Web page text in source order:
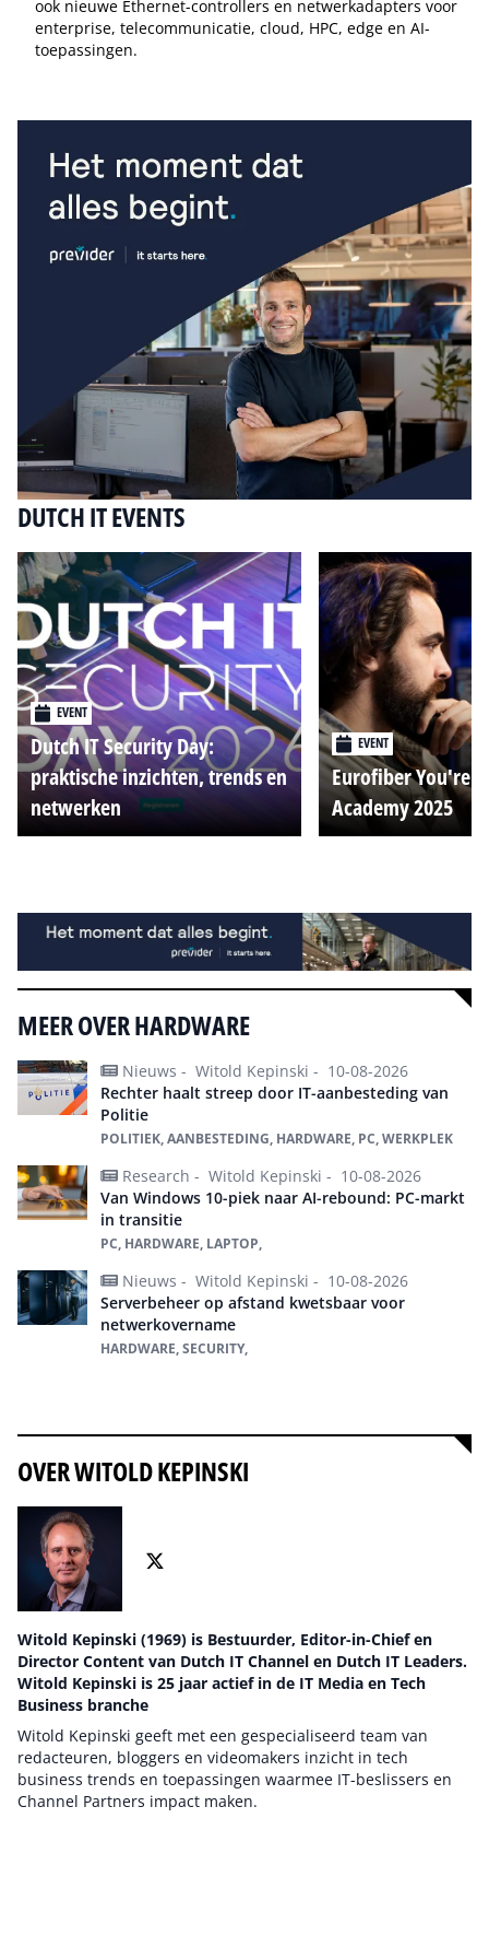
ook nieuwe Ethernet-controllers en netwerkadapters voor
enterprise, telecommunicatie, cloud, HPC, edge en AI-
toepassingen.
DUTCH IT EVENTS
EVENT
Dutch IT Security Day:
praktische inzichten, trends en
netwerken
EVENT
Eurofiber You're
Academy 2025
MEER OVER HARDWARE
Nieuws - Witold Kepinski - 10-08-2026
Rechter haalt streep door IT-aanbesteding van
Politie
POLITIEK, AANBESTEDING, HARDWARE, PC, WERKPLEK
Research - Witold Kepinski - 10-08-2026
Van Windows 10-piek naar AI-rebound: PC-markt
in transitie
PC, HARDWARE, LAPTOP,
Nieuws - Witold Kepinski - 10-08-2026
Serverbeheer op afstand kwetsbaar voor
netwerkovername
HARDWARE, SECURITY,
OVER WITOLD KEPINSKI
Witold Kepinski (1969) is Bestuurder, Editor-in-Chief en
Director Content van Dutch IT Channel en Dutch IT Leaders.
Witold Kepinski is 25 jaar actief in de IT Media en Tech
Business branche
Witold Kepinski geeft met een gespecialiseerd team van
redacteuren, bloggers en videomakers inzicht in tech
business trends en toepassingen waarmee IT-beslissers en
Channel Partners impact maken.